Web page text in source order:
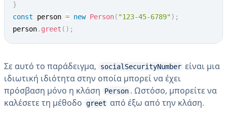
}
const person = new Person( "123-45-6789") ;
person. greet ( ) ;
Σε αυτό το παράδειγμα, socialSecurityNumber είναι μια
ιδιωτική ιδιότητα στην οποία μπορεί να έχει
πρόσβαση μόνο η κλάση
Person . Ωστόσο, μπορείτε να
καλέσετε τη μέθοδο greet από έξω από την κλάση.